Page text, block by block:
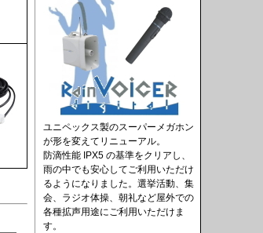
ユニペックス製のスーパーメガホン
が形を変えてリニューアル。
防滴性能 IPX5 の基準をクリアし、
雨の中でも安心してご利用いただけ
るようになりました。選挙活動、集
会、ラジオ体操、朝礼など屋外での
各種拡声用途にご利用いただけま
す。